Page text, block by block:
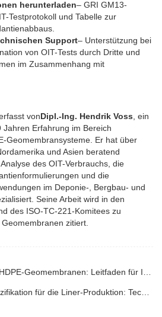
herunterladen– GRI GM13-
Testprotokoll und Tabelle zur
Support– Unterstützung bei
von OIT-Tests durch Dritte und
im Zusammenhang mit
vonDipl.-Ing. Hendrik Voss , ein
Erfahrung im Bereich
Geomembransysteme. Er hat über
und Asien beratend
des OIT-Verbrauchs, die
und die
im Deponie-, Bergbau- und
Seine Arbeit wird in den
des ISO-TC-221-Komitees zu
zitiert.